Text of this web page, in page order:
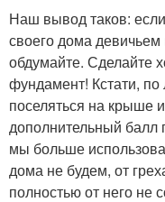
Наш вывод таков:
своего дома
обдумайте. Сделайте
фундамент! Кстати,
поселяться на крыше
дополнительный балл
мы больше
дома не будем, от
полностью от него не